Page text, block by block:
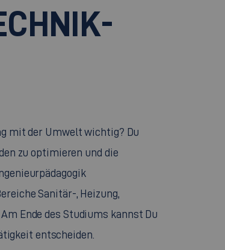
mit der Umwelt wichtig? Du
zu optimieren und die
Sanitär-, Heizung,
Ende des Studiums kannst Du
entscheiden.